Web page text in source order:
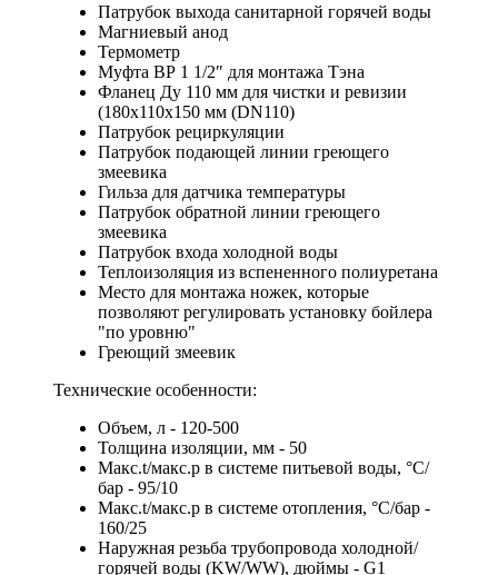
Патрубок выхода санитарной горячей воды
Магниевый анод
Термометр
Муфта ВР 1 1/2″ для монтажа Тэна
Фланец Ду 110 мм для чистки и ревизии
(180х110х150 мм (DN110)
Патрубок рециркуляции
Патрубок подающей линии греющего
змеевика
Гильза для датчика температуры
Патрубок обратной линии греющего
змеевика
Патрубок входа холодной воды
Теплоизоляция из вспененного полиуретана
Место для монтажа ножек, которые
позволяют регулировать установку бойлера
"по уровню"
Греющий змеевик
Технические особенности:
Объем, л - 120-500
Толщина изоляции, мм - 50
Макс.t/макс.р в системе питьевой воды, °С/
бар - 95/10
Макс.t/макс.р в системе отопления, °С/бар -
160/25
Наружная резьба трубопровода холодной/
горячей воды (KW/WW), дюймы - G1